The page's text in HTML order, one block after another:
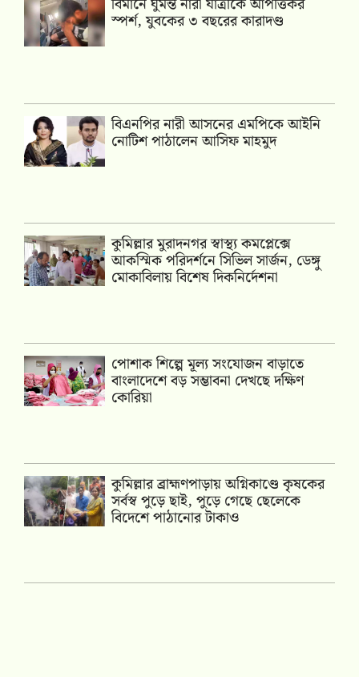
স্পর্শ, যুবকের ৩ বছরের কারাদণ্ড
বিএনপির নারী আসনের এমপিকে আইনি
নোটিশ পাঠালেন আসিফ মাহমুদ
কুমিল্লার মুরাদনগর স্বাস্থ্য কমপ্লেক্সে
আকস্মিক পরিদর্শনে সিভিল সার্জন, ডেঙ্গু
মোকাবিলায় বিশেষ দিকনির্দেশনা
পোশাক শিল্পে মূল্য সংযোজন বাড়াতে
বাংলাদেশে বড় সম্ভাবনা দেখছে দক্ষিণ
কোরিয়া
কুমিল্লার ব্রাহ্মণপাড়ায় অগ্নিকাণ্ডে কৃষকের
সর্বস্ব পুড়ে ছাই, পুড়ে গেছে ছেলেকে
বিদেশে পাঠানোর টাকাও